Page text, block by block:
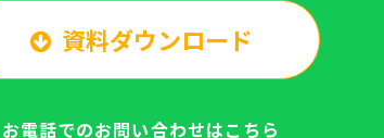
資料ダウンロード
お電話でのお問い合わせはこちら